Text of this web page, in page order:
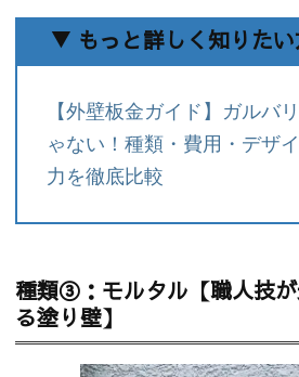
▼ もっと詳しく知りたい
【外壁板金ガイド】ガルバ
ゃない！種類・費用・デザ
力を徹底比較
種類③：モルタル【職人技
る塗り壁】